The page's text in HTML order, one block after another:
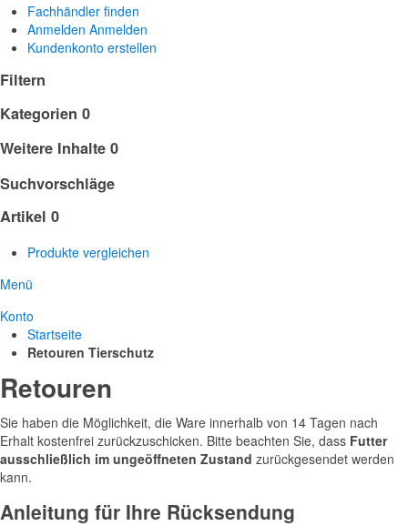
Fachhändler finden
Anmelden Anmelden
Kundenkonto erstellen
Filtern
Kategorien 0
Weitere Inhalte 0
Suchvorschläge
Artikel 0
Produkte vergleichen
Menü
Konto
Startseite
Retouren Tierschutz
Retouren
Sie haben die Möglichkeit, die Ware innerhalb von 14 Tagen nach
Erhalt kostenfrei zurückzuschicken. Bitte beachten Sie, dass Futter
ausschließlich im ungeöffneten Zustand zurückgesendet werden
kann.
Anleitung für Ihre Rücksendung